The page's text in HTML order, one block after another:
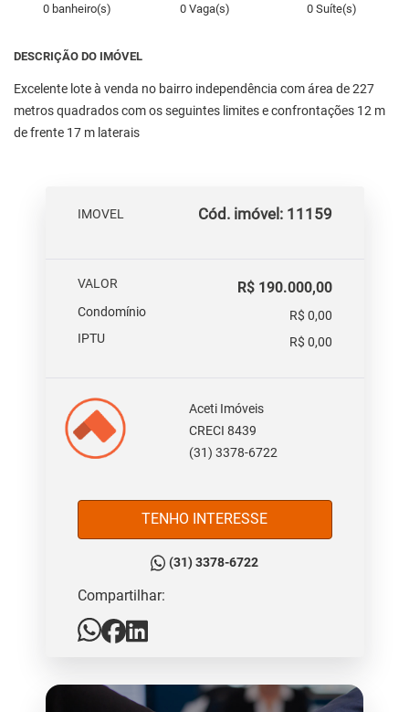
0 banheiro(s) 0 Vaga(s) 0 Suíte(s)
DESCRIÇÃO DO IMÓVEL
Excelente lote à venda no bairro independência com área de 227
metros quadrados com os seguintes limites e confrontações 12 m
de frente 17 m laterais
IMOVEL Cód. imóvel: 11159
VALOR R$ 190.000,00
Condomínio
R$ 0,00
IPTU
R$ 0,00
Aceti Imóveis
CRECI 8439
(31) 3378-6722
TENHO INTERESSE
(31) 3378-6722
Compartilhar: